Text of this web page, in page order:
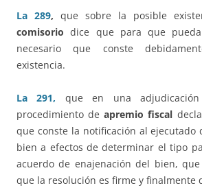
La 289, que sobre la posible
comisorio dice que para que
necesario que conste
existencia.
La 291,
que en una
procedimiento deapremio fiscal
que conste la notificación al ejecutado
bien a efectos de determinar el tipo
acuerdo de enajenación del bien,
que la resolución es firme y finalmente